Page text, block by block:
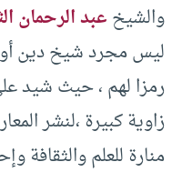
والشيخعبد الرحمان
ليس مجرد شيخ دين أو
رمزا لهم ، حيث شيد
زاوية كبيرة ،لنشر
منارة للعلم والثقافة